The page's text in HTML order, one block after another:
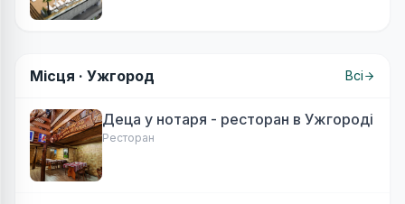
Місця · Ужгород Всі
Деца у нотаря - ресторан в Ужгороді
Ресторан